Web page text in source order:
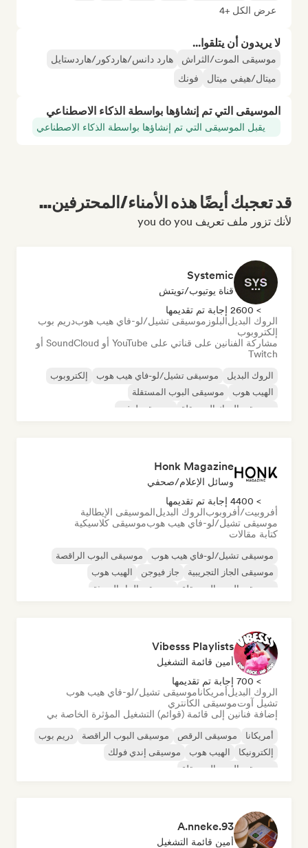
عرض الكل +4
لا يريدون أن يتلقوا...
موسيقى الموت/الثراش
هارد دانس/هاردكور/هاردستايل
ميتال/هيفي ميتال
فونك
الموسيقى التي تم إنشاؤها بواسطة الذكاء الاصطناعي
يقبل الموسيقى التي تم إنشاؤها بواسطة الذكاء الاصطناعي
قد تعجبك أيضًا هذه الأمناء/المحترفين...
لأنك تزور ملف تعريف you do you
Systemic
قناة يوتيوب/تويتش
> 2600 إجابة تم تقديمها
الروك البديلالبلوز موسيقى تشيل/لو-فاي هيب هوبدريم بوب
إلكتروبوب
مشاركة الفنانين على قناتي على YouTube أو SoundCloud أو
Twitch
الروك البديل موسيقى تشيل/لو-فاي هيب هوب
إلكتروبوب
الهيب هوب
موسيقى البوب المستقلة
موسيقى الروك المستقلة
موسيقى لوفي
Honk Magazine
وسائل الإعلام/صحفي
> 4400 إجابة تم تقديمها
أفروبيت/أفروبوبالروك البديلالموسيقى الإيطالية
موسيقى تشيل/لو-فاي هيب هوبموسيقى كلاسيكية
كتابة مقالات
موسيقى تشيل/لو-فاي هيب هوب
موسيقى البوب الراقصة
موسيقى الجاز التجريبية
جاز فيوجن
الهيب هوب
موسيقى البوب المستقلة
موسيقى الجاز الحديثة
Vibesss Playlists
أمين قائمة التشغيل
> 700 إجابة تم تقديمها
الروك البديلأمريكاناموسيقى تشيل/لو-فاي هيب هوب
تشيل آوتموسيقى الكانتري
إضافة فنانين إلى قائمة (قوائم) التشغيل المؤثرة الخاصة بي
أمريكانا موسيقى الرقص موسيقى البوب الراقصة
دريم بوب
إلكترونيكا
الهيب هوب
موسيقى إندي فولك
موسيقى البوب المستقلة
A.nneke.93
أمين قائمة التشغيل